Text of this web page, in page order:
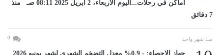
أماكن في رحلات...اليوم الأربعاء، 2 أبريل 2025 08:11 صـ منذ
7 دقائق
منذ شهر واحد 0
جهاز الإحصاء: - 0.9% معدل التضخم الشهرى لشهر يونيو 2026